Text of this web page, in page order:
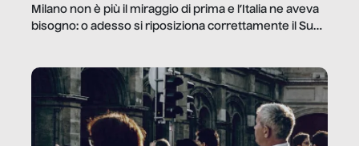
Milano non è più il miraggio di prima e l’Italia ne aveva
bisogno: o adesso si riposiziona correttamente il Sud